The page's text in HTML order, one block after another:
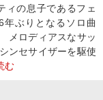
ィの息子であるフェ
年ぶりとなるソロ曲
メロディアスなサッ
ンセサイザーを駆使
む